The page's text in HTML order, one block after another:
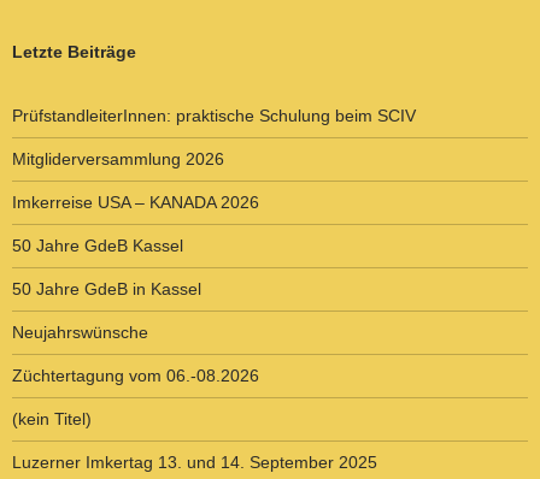
Letzte Beiträge
PrüfstandleiterInnen: praktische Schulung beim SCIV
Mitgliderversammlung 2026
Imkerreise USA – KANADA 2026
50 Jahre GdeB Kassel
50 Jahre GdeB in Kassel
Neujahrswünsche
Züchtertagung vom 06.-08.2026
(kein Titel)
Luzerner Imkertag 13. und 14. September 2025